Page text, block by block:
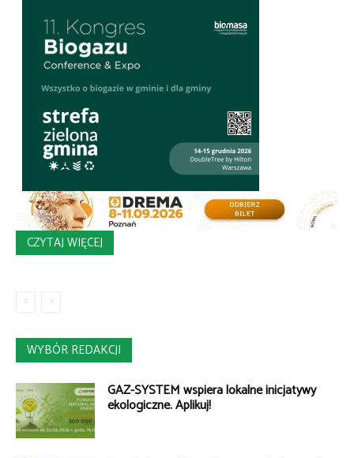
CZYTAJ WIĘCEJ
WYBÓR REDAKCJI
GAZ-SYSTEM wspiera lokalne inicjatywy
ekologiczne. Aplikuj!